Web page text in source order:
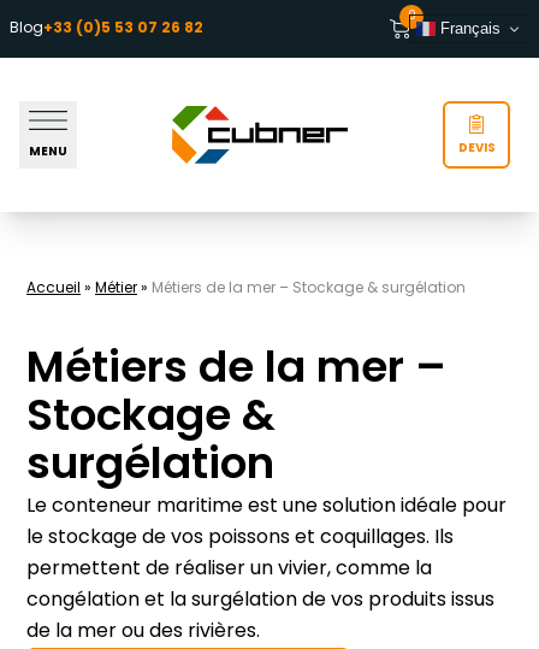
Aller au contenu
Blog+33 (0)5 53 07 26 82
0
Français
MENU DEVIS
Accueil» Métier» Métiers de la mer – Stockage & surgélation
Métiers de la mer –
Stockage &
surgélation
Le conteneur maritime est une solution idéale pour
le stockage de vos poissons et coquillages. Ils
permettent de réaliser un vivier, comme la
congélation et la surgélation de vos produits issus
de la mer ou des rivières.